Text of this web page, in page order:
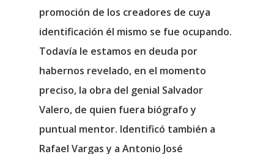
promoción de los creadores de cuya
identificación él mismo se fue ocupando.
Todavía le estamos en deuda por
habernos revelado, en el momento
preciso, la obra del genial Salvador
Valero, de quien fuera biógrafo y
puntual mentor. Identificó también a
Rafael Vargas y a Antonio José